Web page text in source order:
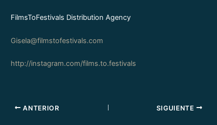
FilmsToFestivals Distribution Agency
Gisela@filmstofestivals.com
http://instagram.com/films.to.festivals
ANTERIOR SIGUIENTE